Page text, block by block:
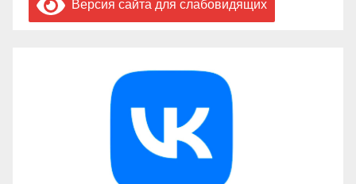
Версия сайта для слабовидящих